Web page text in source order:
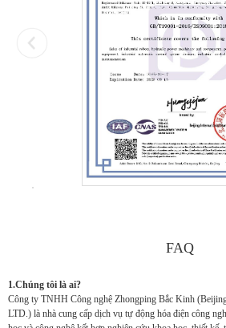
FAQ
1.Chúng tôi là ai?
Công ty TNHH Công nghệ Zhongping Bắc Kinh
LTD.) là nhà cung cấp dịch vụ tự động hóa điện công